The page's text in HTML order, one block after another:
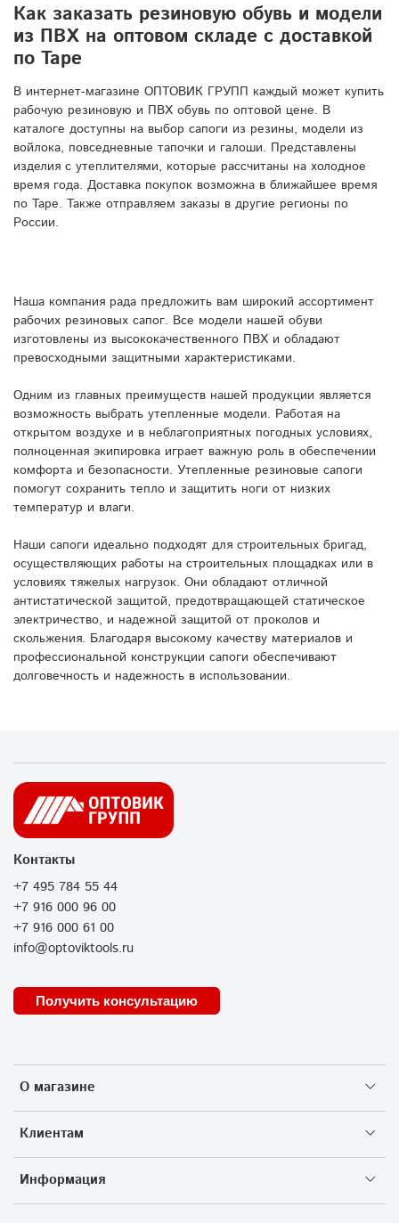
Как заказать резиновую обувь и модели
из ПВХ на оптовом складе с доставкой
по Таре
В интернет-магазине ОПТОВИК ГРУПП каждый может купить
рабочую резиновую и ПВХ обувь по оптовой цене. В
каталоге доступны на выбор сапоги из резины, модели из
войлока, повседневные тапочки и галоши. Представлены
изделия с утеплителями, которые рассчитаны на холодное
время года. Доставка покупок возможна в ближайшее время
по Таре. Также отправляем заказы в другие регионы по
России.
Наша компания рада предложить вам широкий ассортимент
рабочих резиновых сапог. Все модели нашей обуви
изготовлены из высококачественного ПВХ и обладают
превосходными защитными характеристиками.
Одним из главных преимуществ нашей продукции является
возможность выбрать утепленные модели. Работая на
открытом воздухе и в неблагоприятных погодных условиях,
полноценная экипировка играет важную роль в обеспечении
комфорта и безопасности. Утепленные резиновые сапоги
помогут сохранить тепло и защитить ноги от низких
температур и влаги.
Наши сапоги идеально подходят для строительных бригад,
осуществляющих работы на строительных площадках или в
условиях тяжелых нагрузок. Они обладают отличной
антистатической защитой, предотвращающей статическое
электричество, и надежной защитой от проколов и
скольжения. Благодаря высокому качеству материалов и
профессиональной конструкции сапоги обеспечивают
долговечность и надежность в использовании.
О магазине
Клиентам
Информация
Контакты
+7 495 784 55 44
+7 916 000 96 00
+7 916 000 61 00
info@optoviktools.ru
Получить консультацию